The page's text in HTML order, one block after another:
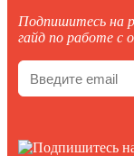
Подпишитесь на
гайд по работе с